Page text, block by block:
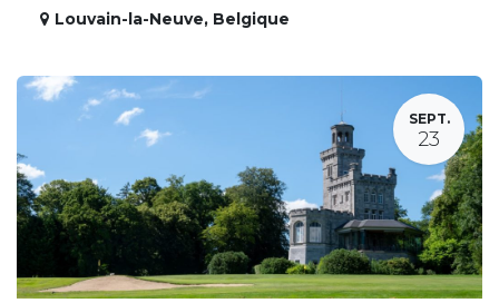
Louvain-la-Neuve, Belgique
SEPT.
23